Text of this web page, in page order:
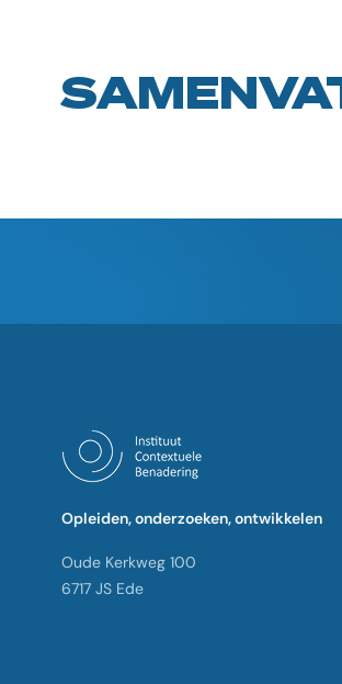
Opleiden, onderzoeken, ontwikkelen
Oude Kerkweg 100
6717 JS Ede